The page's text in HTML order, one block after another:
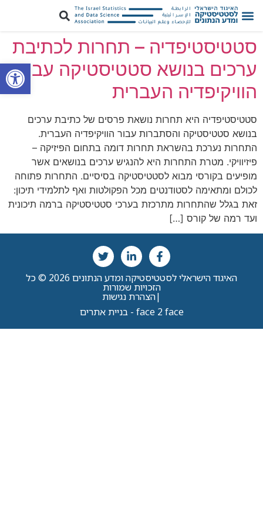
פתח
סטטיסטיפדיה – תחרות לכתיבת
ערכים בנושא סטטיסטיקה עבור
הוויקיפדיה העברית
סטטיסטיפדיה היא תחרות נושאת פרסים של כתיבת ערכים
בנושא סטטיסטיקה והסתברות עבור הוויקיפדיה העברית.
התחרות נערכת בהשראת תחרות דומה בתחום הפיזיקה –
פיזיוויקי. מטרת התחרות היא להנגיש ערכים בנושאים אשר
מופיעים בקורסי מבוא לסטטיסטיקה בסיסיים. התחרות פתוחה
לכולם ומתאימה לסטודנטים מכל הפקולטות ואף לתלמידי תיכון:
זאת בגלל שהתחרות מתרכזת בערכי סטטיסטיקה ברמה תיכונית
ועד רמה של קורס […]
האיגוד הישראלי לסטטיסטיקה ומדע הנתונים 2026 © כל
הזכויות שמורות
|הצהרת נגישות
face 2 face - בניית אתרים